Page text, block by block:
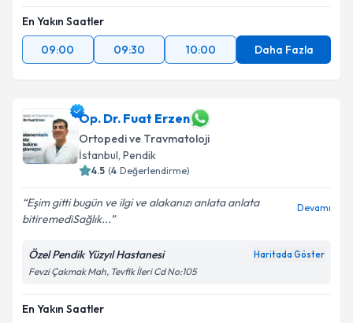
Metni'ni okudum ve kişisel verilerimin belirtilen
kapsamda işlenmesini kabul ediyorum.
En Yakın Saatler
09:00
09:30 10:00 Daha Fazla
Op. Dr. Fuat Erzen
Ortopedi ve Travmatoloji
İstanbul, Pendik
4.5 (4 Değerlendirme)
Eşim gitti bugün ve ilgi ve alakanızı anlata anlata
bitiremediSağlık...
Devamı
Özel Pendik Yüzyıl Hastanesi Haritada Göster
Fevzi Çakmak Mah, Tevfik İleri Cd No:105
En Yakın Saatler